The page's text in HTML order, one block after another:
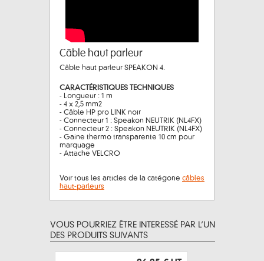
Câble haut parleur
Câble haut parleur SPEAKON 4.
CARACTÉRISTIQUES TECHNIQUES
- Longueur : 1 m
- 4 x 2,5 mm2
- Câble HP pro LINK noir
- Connecteur 1 : Speakon NEUTRIK (NL4FX)
- Connecteur 2 : Speakon NEUTRIK (NL4FX)
- Gaine thermo transparente 10 cm pour
marquage
- Attache VELCRO
Voir tous les articles de la catégorie câbles
haut-parleurs
VOUS POURRIEZ ÊTRE INTERESSÉ PAR L’UN
DES PRODUITS SUIVANTS